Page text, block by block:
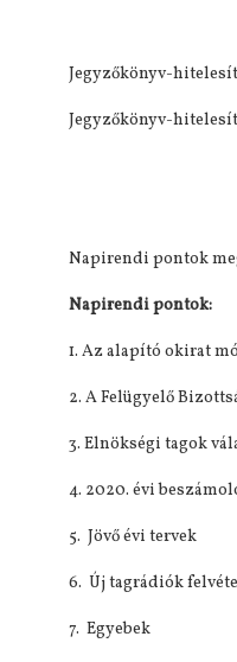
Jegyzőkönyv-
Jegyzőkönyv-
Napirendi pontok
Napirendi pontok:
1. Az alapító okirat
2. A Felügyelő
3. Elnökségi tagok
4. 2020. évi
5. Jövő évi tervek
6. Új tagrádiók
7. Egyebek